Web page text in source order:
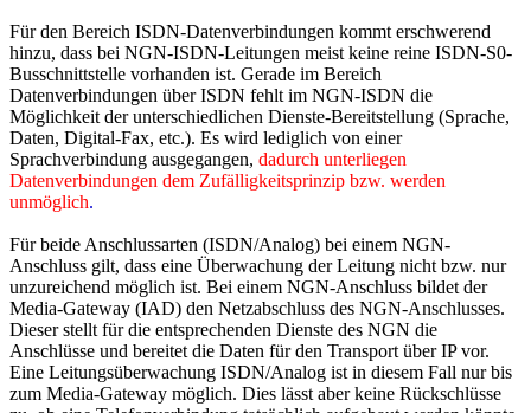
Für den Bereich ISDN-Datenverbindungen kommt erschwerend
hinzu, dass bei NGN-ISDN-Leitungen meist keine reine ISDN-S0-
Busschnittstelle vorhanden ist. Gerade im Bereich
Datenverbindungen über ISDN fehlt im NGN-ISDN die
Möglichkeit der unterschiedlichen Dienste-Bereitstellung (Sprache,
Daten, Digital-Fax, etc.). Es wird lediglich von einer
Sprachverbindung ausgegangen, dadurch unterliegen
Datenverbindungen dem Zufälligkeitsprinzip bzw. werden
unmöglich.
Für beide Anschlussarten (ISDN/Analog) bei einem NGN-
Anschluss gilt, dass eine Überwachung der Leitung nicht bzw. nur
unzureichend möglich ist. Bei einem NGN-Anschluss bildet der
Media-Gateway (IAD) den Netzabschluss des NGN-Anschlusses.
Dieser stellt für die entsprechenden Dienste des NGN die
Anschlüsse und bereitet die Daten für den Transport über IP vor.
Eine Leitungsüberwachung ISDN/Analog ist in diesem Fall nur bis
zum Media-Gateway möglich. Dies lässt aber keine Rückschlüsse